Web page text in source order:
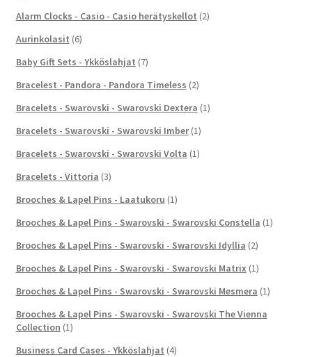
Alarm Clocks - Casio - Casio herätyskellot (2)
Aurinkolasit (6)
Baby Gift Sets - Ykköslahjat (7)
Bracelest - Pandora - Pandora Timeless (2)
Bracelets - Swarovski - Swarovski Dextera (1)
Bracelets - Swarovski - Swarovski Imber (1)
Bracelets - Swarovski - Swarovski Volta (1)
Bracelets - Vittoria (3)
Brooches & Lapel Pins - Laatukoru (1)
Brooches & Lapel Pins - Swarovski - Swarovski Constella (1)
Brooches & Lapel Pins - Swarovski - Swarovski Idyllia (2)
Brooches & Lapel Pins - Swarovski - Swarovski Matrix (1)
Brooches & Lapel Pins - Swarovski - Swarovski Mesmera (1)
Brooches & Lapel Pins - Swarovski - Swarovski The Vienna
Collection (1)
Business Card Cases - Ykköslahjat (4)